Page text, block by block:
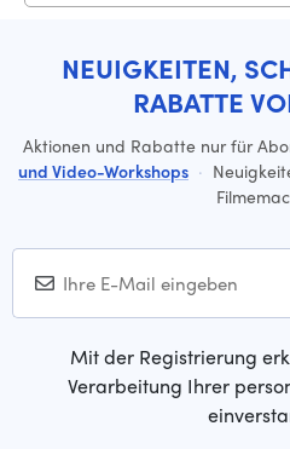
NEUIGKEITEN,
RABATTE
Aktionen und Rabatte nur für
und Video-Workshops ·
Mit der Registrierung
Verarbeitung Ihrer